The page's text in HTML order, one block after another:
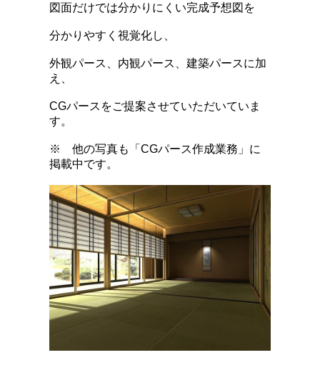
図面だけでは分かりにくい完成予想図を
分かりやすく視覚化し、
外観パース、内観パース、建築パースに加
え、
CGパースをご提案させていただいていま
す。
※ 他の写真も「CGパース作成業務」に
掲載中です。